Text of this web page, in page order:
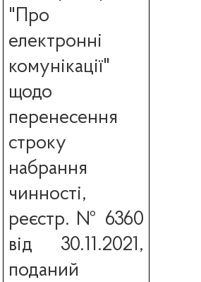
"Про
електронні
комунікації"
щодо
перенесення
строку
набрання
чинності,
реєстр. № 6360
від 30.11.2021,
поданий